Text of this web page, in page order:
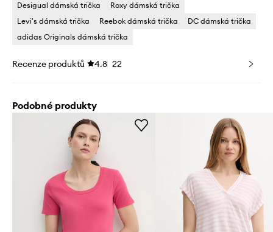
Desigual dámská trička
Roxy dámská trička
Levi's dámská trička
Reebok dámská trička
DC dámská trička
adidas Originals dámská trička
Recenze produktů 4.8 22
Podobné produkty